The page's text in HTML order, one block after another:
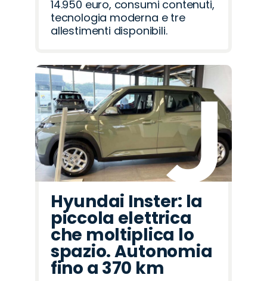
14.950 euro, consumi contenuti,
tecnologia moderna e tre
allestimenti disponibili.
Hyundai Inster: la
piccola elettrica
che moltiplica lo
spazio. Autonomia
fino a 370 km